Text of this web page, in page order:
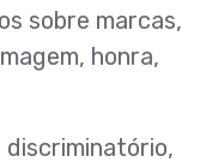
sobre marcas,
honra,